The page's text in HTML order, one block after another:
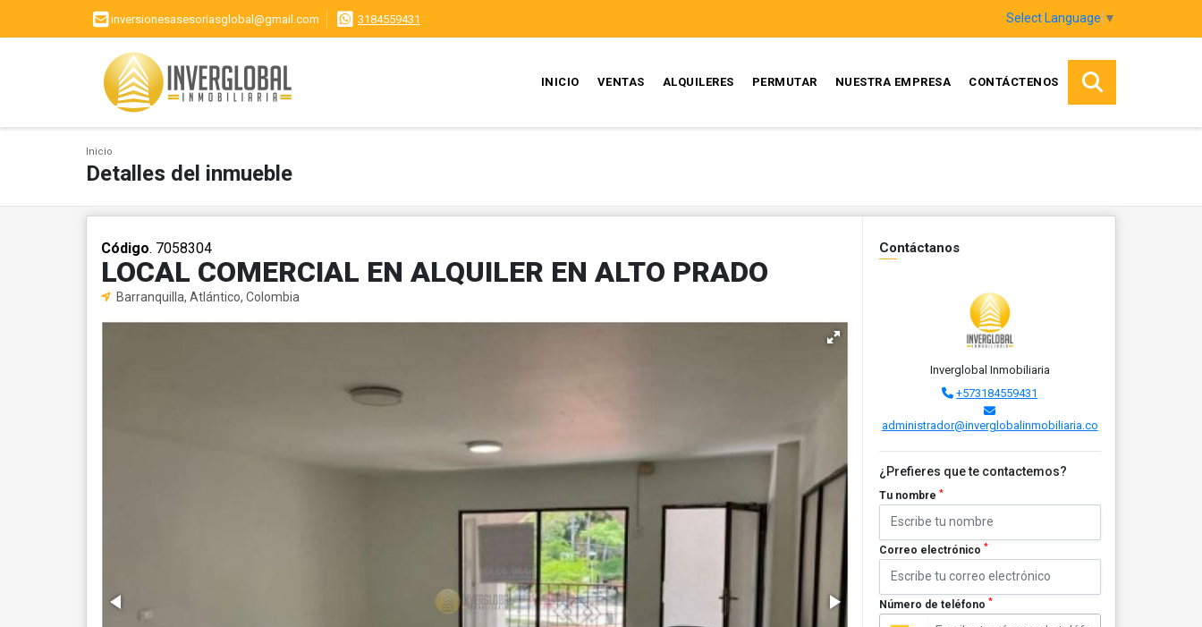
inversionesasesoriasglobal@gmail.com 3184559431 Select Language ▼
INICIO VENTAS ALQUILERES PERMUTAR NUESTRA EMPRESA CONTÁCTENOS
Inicio
Detalles del inmueble
Código. 7058304
LOCAL COMERCIAL EN ALQUILER EN ALTO PRADO
Barranquilla, Atlántico, Colombia
Contáctanos
Inverglobal Inmobiliaria
+573184559431
administrador@inverglobalinmobiliaria.co
¿Prefieres que te contactemos?
Tu nombre *
Correo electrónico *
Número de teléfono *